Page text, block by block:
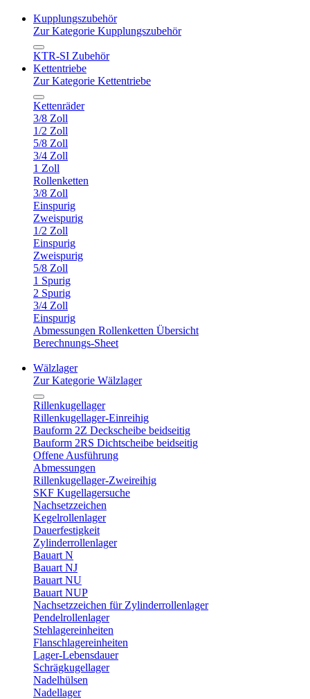
Kupplungszubehör
Zur Kategorie Kupplungszubehör
KTR-SI Zubehör
Kettentriebe
Zur Kategorie Kettentriebe
Kettenräder
3/8 Zoll
1/2 Zoll
5/8 Zoll
3/4 Zoll
1 Zoll
Rollenketten
3/8 Zoll
Einspurig
Zweispurig
1/2 Zoll
Einspurig
Zweispurig
5/8 Zoll
1 Spurig
2 Spurig
3/4 Zoll
Einspurig
Abmessungen Rollenketten Übersicht
Berechnungs-Sheet
Wälzlager
Zur Kategorie Wälzlager
Rillenkugellager
Rillenkugellager-Einreihig
Bauform 2Z Deckscheibe beidseitig
Bauform 2RS Dichtscheibe beidseitig
Offene Ausführung
Abmessungen
Rillenkugellager-Zweireihig
SKF Kugellagersuche
Nachsetzzeichen
Kegelrollenlager
Dauerfestigkeit
Zylinderrollenlager
Bauart N
Bauart NJ
Bauart NU
Bauart NUP
Nachsetzzeichen für Zylinderrollenlager
Pendelrollenlager
Stehlagereinheiten
Flanschlagereinheiten
Lager-Lebensdauer
Schrägkugellager
Nadelhülsen
Nadellager